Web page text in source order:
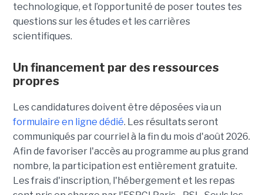
technologique, et l’opportunité de poser toutes tes
questions sur les études et les carrières
scientifiques.
Un financement par des ressources
propres
Les candidatures doivent être déposées via un
formulaire en ligne dédié. Les résultats seront
communiqués par courriel à la fin du mois d'août 2026.
Afin de favoriser l'accès au programme au plus grand
nombre, la participation est entièrement gratuite.
Les frais d'inscription, l'hébergement et les repas